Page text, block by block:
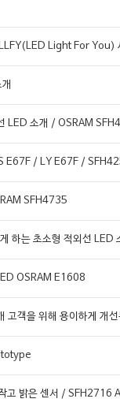
Light For You)
LED 소개 / OSRAM
E67F / LY E67F /
SFH4735
하는 초소형 적외선 LED
OSRAM E1608
객을 위해 용이하게 개선
고 밝은 센서 / SFH2716